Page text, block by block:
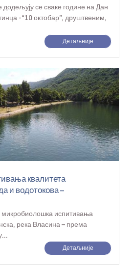
додељују се сваке године на Дан
-“10 октобар”, друштвеним,
Детаљније
квалитета
и водотокова –
микробиолошка испитивања
река Власина – према
Детаљније